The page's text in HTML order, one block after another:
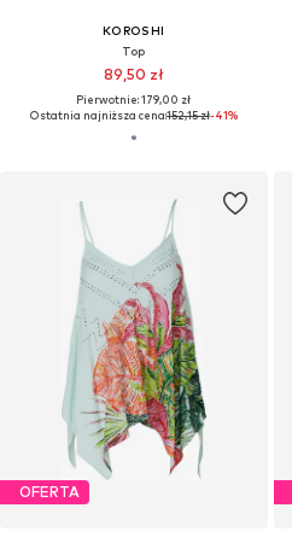
KOROSHI
Top
89,50 zł
Pierwotnie: 179,00 zł
Ostatnia najniższa cena:152,15 zł-41%
OFERTA